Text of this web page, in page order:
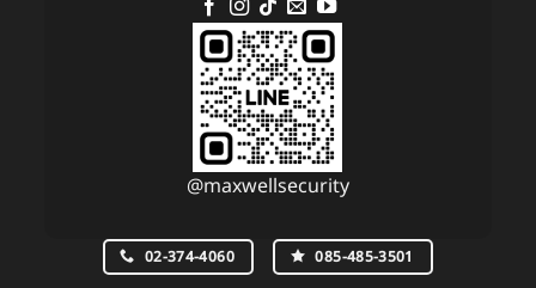
@maxwellsecurity
02-374-4060 085-485-3501